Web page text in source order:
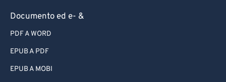
Documento ed e- &
PDF A WORD
EPUB A PDF
EPUB A MOBI